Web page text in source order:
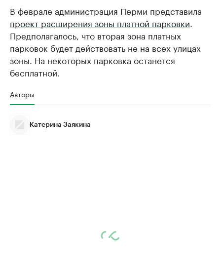
В феврале администрация Перми представила
проект расширения зоны платной парковки.
Предполагалось, что вторая зона платных
парковок будет действовать не на всех улицах
зоны. На некоторых парковка останется
бесплатной.
Авторы
Катерина Заякина